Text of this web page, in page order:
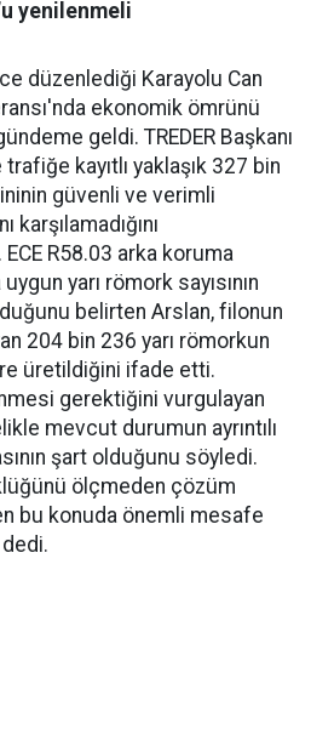
yenilenmeli
düzenlediği Karayolu Can
ekonomik ömrünü
geldi. TREDER Başkanı
kayıtlı yaklaşık 327 bin
güvenli ve verimli
karşılamadığını
R58.03 arka koruma
yarı römork sayısının
belirten Arslan, filonun
204 bin 236 yarı römorkun
üretildiğini ifade etti.
gerektiğini vurgulayan
mevcut durumun ayrıntılı
şart olduğunu söyledi.
ölçmeden çözüm
bu konuda önemli mesafe
dedi.